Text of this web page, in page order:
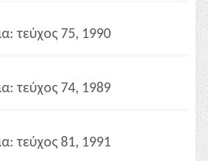
τεύχος 75, 1990
τεύχος 74, 1989
τεύχος 81, 1991